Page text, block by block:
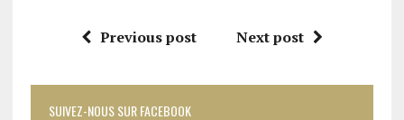
Previous post Next post
SUIVEZ-NOUS SUR FACEBOOK